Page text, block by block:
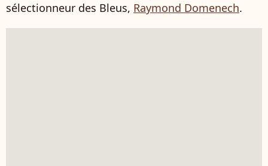
sélectionneur des Bleus, Raymond Domenech.